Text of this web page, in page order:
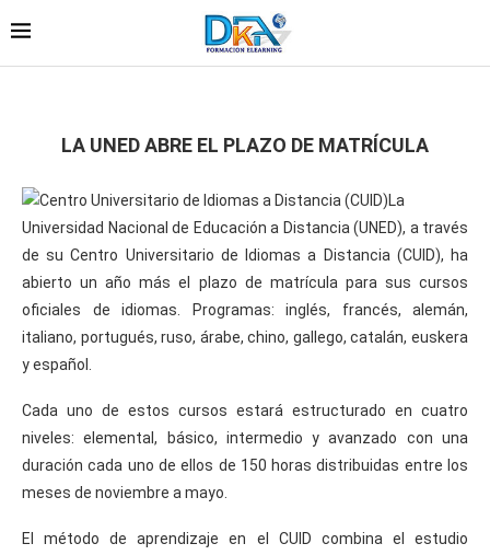
LA UNED ABRE EL PLAZO DE MATRÍCULA
La
Universidad Nacional de Educación a Distancia (UNED), a través
de su Centro Universitario de Idiomas a Distancia (CUID), ha
abierto un año más el plazo de matrícula para sus cursos
oficiales de idiomas. Programas: inglés, francés, alemán,
italiano, portugués, ruso, árabe, chino, gallego, catalán, euskera
y español.
Cada uno de estos cursos estará estructurado en cuatro
niveles: elemental, básico, intermedio y avanzado con una
duración cada uno de ellos de 150 horas distribuidas entre los
meses de noviembre a mayo.
El método de aprendizaje en el CUID combina el estudio